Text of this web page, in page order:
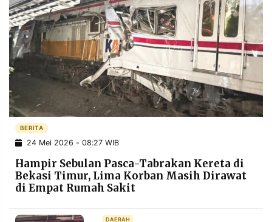
MANCA SPORT
INFORMASI
PRIVACY BERITA
WARGA
INFORMASI
IKLAN
KIRIM
PENGADUAN TERM
SERVICE
IKUTI
BERITA
24 Mei 2026 - 08:27 WIB
Hampir Sebulan Pasca-Tabrakan Kereta di
Bekasi Timur, Lima Korban Masih Dirawat
di Empat Rumah Sakit
DAERAH